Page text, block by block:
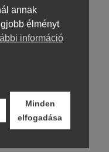
belül szállítunk. A
HUF.
magyarországi
24 hónapos
banki átutalás.
annak
élményt
információ
Minden
elfogadása